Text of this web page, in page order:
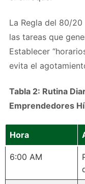
La Regla del 80/
las tareas que
Establecer
evita el
Tabla 2: Rutina
Emprendedores
Hora
6:00 AM